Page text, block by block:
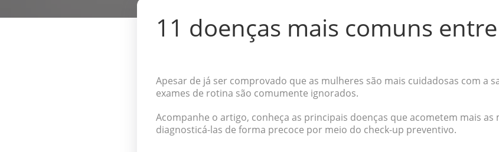
11 doenças mais comuns
Apesar de já ser comprovado que as mulheres são mais cuidadosas com a
exames de rotina são comumente ignorados.
Acompanhe o artigo, conheça as principais doenças que acometem mais as
diagnosticá-las de forma precoce por meio do check-up preventivo.